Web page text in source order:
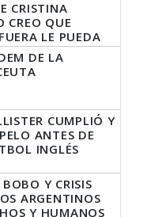
CRISTINA
CREO QUE
LE PUEDA
LO QUE
DE LA
CUMPLIÓ Y
ANTES DE
INGLÉS
Y CRISIS
ARGENTINOS
Y HUMANOS